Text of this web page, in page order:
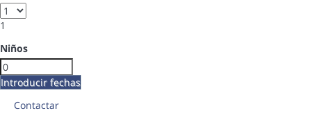
1
Niños
Introducir fechas
Contactar